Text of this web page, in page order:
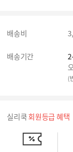
배송비
배송기간
(
실리쿡회원등급 혜택